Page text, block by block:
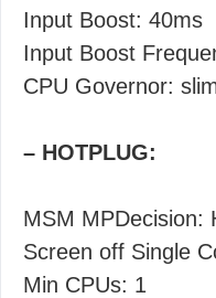
Input Boost: 40ms
Input Boost
CPU Governor:
– HOTPLUG:
MSM MPDecision:
Screen off Single
Min CPUs: 1